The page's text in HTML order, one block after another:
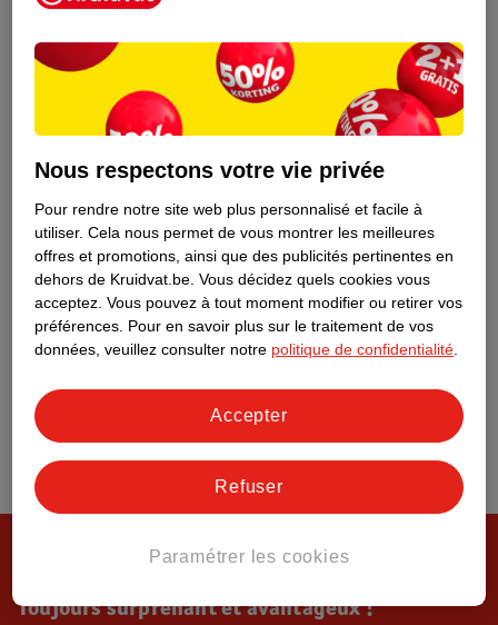
Toujours surprenant et avantageux !
Nous respectons votre vie privée
Pour rendre notre site web plus personnalisé et facile à
utiliser. Cela nous permet de vous montrer les meilleures
offres et promotions, ainsi que des publicités pertinentes en
dehors de Kruidvat.be. Vous décidez quels cookies vous
acceptez. Vous pouvez à tout moment modifier ou retirer vos
préférences. Pour en savoir plus sur le traitement de vos
données, veuillez consulter notre politique de confidentialité
Paramétrer les cookies
Refuser
Accepter